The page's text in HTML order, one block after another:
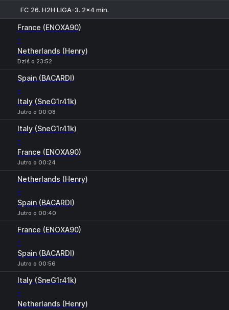
FC 26. H2H LIGA-3. 2x4 min.
France (ENOXA90)
-
Netherlands (Henry)
Dziś o 23:52
Spain (BACARDI)
-
Italy (SneG1r41k)
Jutro o 00:08
Italy (SneG1r41k)
-
France (ENOXA90)
Jutro o 00:24
Netherlands (Henry)
-
Spain (BACARDI)
Jutro o 00:40
France (ENOXA90)
-
Spain (BACARDI)
Jutro o 00:56
Italy (SneG1r41k)
-
Netherlands (Henry)